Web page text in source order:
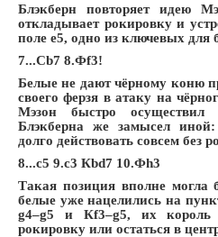
Блэкберн повторяет идею
откладывает рокировку и
поле e5, одно из ключевых для
7...Сb7 8.Фf3!
Белые не дают чёрному коню
своего ферзя в атаку на
Мэзон быстро осуществил
Блэкберна же замысел иной:
долго действовать совсем без
8...c5 9.c3 Кbd7 10.Фh3
Такая позиция вполне могла
белые уже нацелились на
g4–g5 и Кf3–g5, их король
рокировку или остаться в